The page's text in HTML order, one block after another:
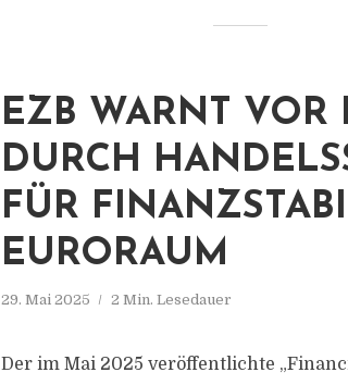
EZB WARNT VOR
DURCH
FÜR
EURORAUM
29. Mai 2025 2 Min. Lesedauer
Der im Mai 2025 veröffentlichte